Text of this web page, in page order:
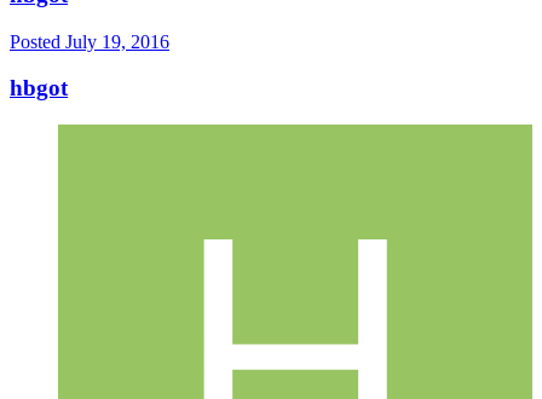
Posted July 19, 2016
hbgot